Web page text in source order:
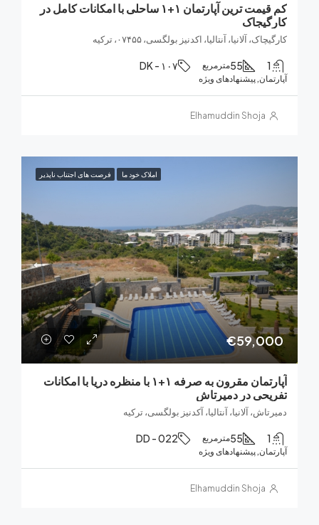
کم قیمت ترین آپارتمان ۱+۱ ساحلی با امکانات کامل در
آلانیا، آنتالیا، اکدنیز بولگسی، ۰۷۴۵۵، ترکیه
55مترمربع DK - ۱۰۷
پیشنهادهای ویژه
Elhamuddin Shoja
فرصت های اجتناب ناپذیر
آپارتمان مقرون به صرفه ۱+۱ با منظره دریا با امکانات
در دمیرتاش
آلانیا، آنتالیا، آکدنیز بولگسی، ترکیه
55مترمربع DD - 022
پیشنهادهای ویژه
Elhamuddin Shoja